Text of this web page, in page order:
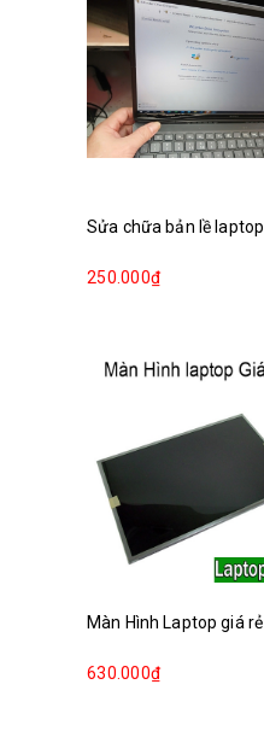
Sửa chữa bản lề laptop
250.000₫
Màn Hình Laptop giá rẻ
630.000₫